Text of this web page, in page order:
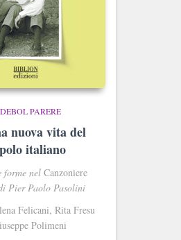
PARERE
nuova vita del
italiano
forme nel Canzoniere
Pier Paolo Pasolini
Felicani, Rita Fresu
Polimeni